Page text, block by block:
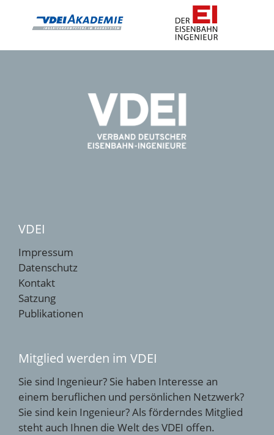
VDEI
Impressum
Datenschutz
Kontakt
Satzung
Publikationen
Mitglied werden im VDEI
Sie sind Ingenieur? Sie haben Interesse an
einem beruflichen und persönlichen Netzwerk?
Sie sind kein Ingenieur? Als förderndes Mitglied
steht auch Ihnen die Welt des VDEI offen.